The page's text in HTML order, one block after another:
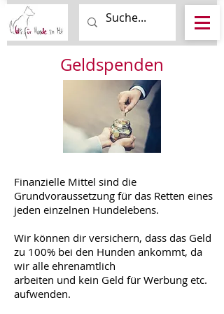
Geldspenden
Finanzielle Mittel sind die
Grundvoraussetzung für das Retten eines
jeden einzelnen Hundelebens.
Wir können dir versichern, dass das Geld
zu 100% bei den Hunden ankommt, da
wir alle ehrenamtlich
arbeiten und kein Geld für Werbung etc.
aufwenden.